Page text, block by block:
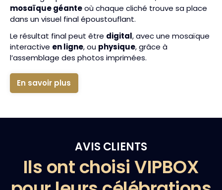
mosaïque géanteoù chaque cliché trouve sa place
dans un visuel final époustouflant.
Le résultat final peut être digital, avec une mosaïque
interactive en ligne, ou physique, grâce à
l’assemblage des photos imprimées.
En savoir plus
AVIS CLIENTS
Ils ont choisi VIPBOX